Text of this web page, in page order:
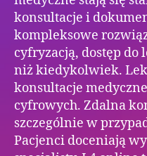
konsultacje i
kompleksowe
cyfryzacją, dostęp do
niż kiedykolwiek.
konsultacje
cyfrowych. Zdalna
szczególnie w
Pacjenci doceniają